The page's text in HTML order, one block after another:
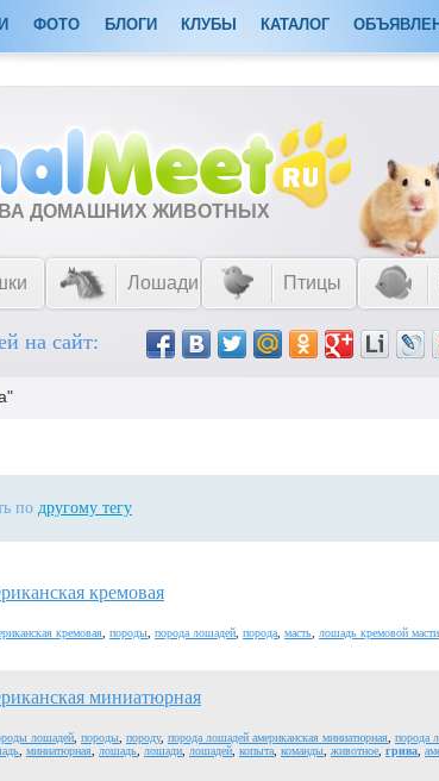
ФОТО БЛОГИ КЛУБЫ КАТАЛОГ
ДОМАШНИХ ЖИВОТНЫХ
Лошади Птицы
на сайт:
по другому тегу
кремовая
кремовая породы порода лошадей порода масть лошадь кремовой масти
миниатюрная
лошадей породы породу, порода лошадей американская миниатюрная порода
миниатюрная лошадь лошади лошадей копыта команды животное грива